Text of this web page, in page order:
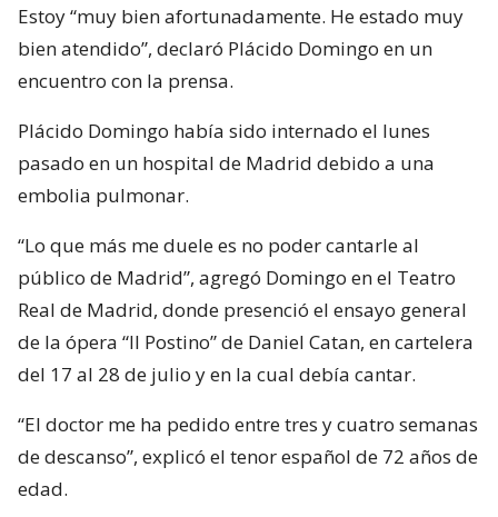
Estoy “muy bien afortunadamente. He estado muy
bien atendido”, declaró Plácido Domingo en un
encuentro con la prensa.
Plácido Domingo había sido internado el lunes
pasado en un hospital de Madrid debido a una
embolia pulmonar.
“Lo que más me duele es no poder cantarle al
público de Madrid”, agregó Domingo en el Teatro
Real de Madrid, donde presenció el ensayo general
de la ópera “Il Postino” de Daniel Catan, en cartelera
del 17 al 28 de julio y en la cual debía cantar.
“El doctor me ha pedido entre tres y cuatro semanas
de descanso”, explicó el tenor español de 72 años de
edad.